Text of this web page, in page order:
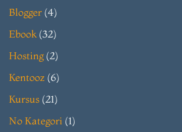
Blogger (4)
Ebook (32)
Hosting(2)
Kentooz (6)
Kursus (21)
No Kategori (1)